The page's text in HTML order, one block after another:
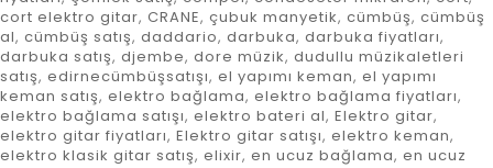
cort elektro gitar, CRANE, çubuk manyetik, cümbüş, cümbüş
al, cümbüş satış, daddario, darbuka, darbuka fiyatları,
darbuka satış, djembe, dore müzik, dudullu müzikaletleri
satış, edirnecümbüşsatışı, el yapımı keman, el yapımı
keman satış, elektro bağlama, elektro bağlama fiyatları,
elektro bağlama satışı, elektro bateri al, Elektro gitar,
elektro gitar fiyatları, Elektro gitar satışı, elektro keman,
elektro klasik gitar satış, elixir, en ucuz bağlama, en ucuz